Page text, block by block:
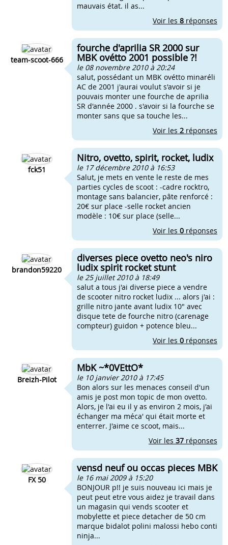
mauvais état. il as...
Voir les 8 réponses
team-scoot-666
fourche d'aprilia SR 2000 sur
MBK ovétto 2001 possible ?!
le 08 novembre 2010 à 20:24
salut, possédant un MBK ovétto minaréli
AC de 2001 j'aurai voulut s'avoir si je
pouvais monter une fourche de aprilia
SR d'année 2000 . s'avoir si la fourche se
monter sans que sa touche les...
Voir les 2 réponses
fck51
Nitro, ovetto, spirit, rocket, ludix
le 17 décembre 2010 à 16:53
Salut, je mets en vente le reste de mes
parties cycles de scoot : -cadre rocktro,
montage sans balancier, pâte renforcé :
20€ sur place -selle rocket ancien
modèle : 10€ sur place (selle...
Voir les 0 réponses
brandon59220
diverses piece ovetto neo's niro
ludix spirit rocket stunt
le 25 juillet 2010 à 18:49
salut a tous j'ai diverse piece a vendre
de scooter nitro rocket ludix ... alors j'ai :
grille nitro jante avant ludix 10" avec
disque tete de fourche nitro (carenage
compteur) guidon + potence bleu...
Voir les 0 réponses
Breizh-Pilot
MbK ~*0VEttO*
le 10 janvier 2010 à 17:45
Bon alors sur les menaces conseil d'un
amis je post mon topic de mon ovetto.
Alors, je l'ai eu il y as environ 2 mois, j'ai
échanger ma méca' qui était morte et
enterrer. J'aime ce scoot, mais...
Voir les 37 réponses
FX 50
vensd neuf ou occas pieces MBK
le 16 mai 2009 à 15:20
BONJOUR p!! je suis nouveau ici mais je
peut peut etre vous aidez je travail dans
un magasin qui vends scooter et
mobylette et piece detacher de 50 cm
marque bidalot polini malossi hebo conti
ninja...